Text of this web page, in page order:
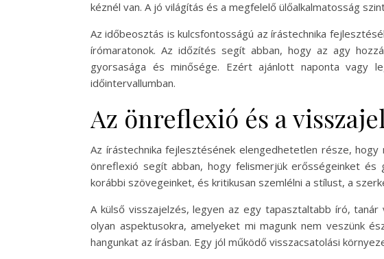
kéznél van. A jó világítás és a megfelelő ülőalkalmatosság
Az időbeosztás is kulcsfontosságú az írástechnika
írómaratonok. Az időzítés segít abban, hogy az agy
gyorsasága és minősége. Ezért ajánlott naponta vagy
időintervallumban.
Az önreflexió és a
Az írástechnika fejlesztésének elengedhetetlen része,
önreflexió segít abban, hogy felismerjük erősségeinket és
korábbi szövegeinket, és kritikusan szemlélni a stílust, a
A külső visszajelzés, legyen az egy tapasztaltabb író,
olyan aspektusokra, amelyeket mi magunk nem veszünk
hangunkat az írásban. Egy jól működő visszacsatolási